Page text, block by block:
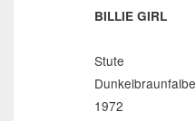
BILLIE GIRL
Stute
Dunkelbraunfalbe
1972